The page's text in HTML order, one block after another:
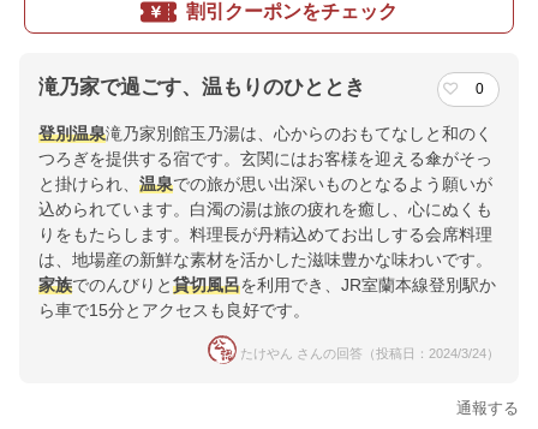
割引クーポンをチェック
滝乃家で過ごす、温もりのひととき 0
登別温泉滝乃家別館玉乃湯は、心からのおもてなしと和のく
つろぎを提供する宿です。玄関にはお客様を迎える傘がそっ
と掛けられ、 温泉での旅が思い出深いものとなるよう願いが
込められています。白濁の湯は旅の疲れを癒し、心にぬくも
りをもたらします。料理長が丹精込めてお出しする会席料理
は、地場産の新鮮な素材を活かした滋味豊かな味わいです。
家族でのんびりと貸切風呂を利用でき、JR室蘭本線登別駅か
ら車で15分とアクセスも良好です。
たけやん さんの回答（投稿日：2024/3/24）
通報する